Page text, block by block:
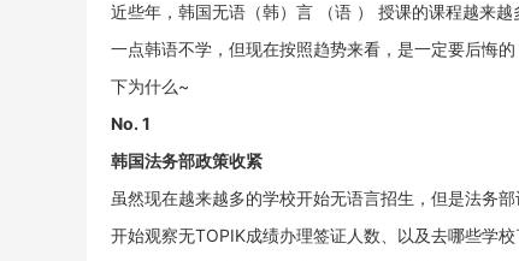
近些年，韩国无语（韩）言 （语 ） 授课的课程越来
一点韩语不学，但现在按照趋势来看，是一定要后悔的
下为什么~
No. 1
韩国法务部政策收紧
虽然现在越来越多的学校开始无语言招生，但是法务
开始观察无TOPIK成绩办理签证人数、以及去哪些学